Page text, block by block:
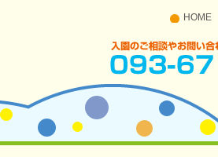
HOME
入園のご相談やお問い合